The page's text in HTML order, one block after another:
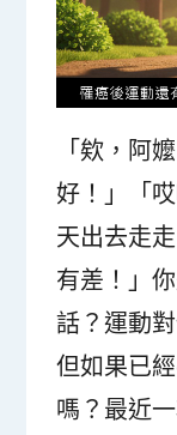
「欸，阿
好！」「
天出去走
有差！」
話？運動
但如果已
嗎？最近